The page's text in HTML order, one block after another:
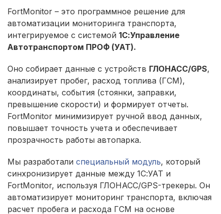
FortMonitor – это программное решение для
автоматизации мониторинга транспорта,
интегрируемое с системой 1С:Управление
Автотранспортом ПРОФ (УАТ).
Оно собирает данные с устройств ГЛОНАСС/GPS,
анализирует пробег, расход топлива (ГСМ),
координаты, события (стоянки, заправки,
превышение скорости) и формирует отчеты.
FortMonitor минимизирует ручной ввод данных,
повышает точность учета и обеспечивает
прозрачность работы автопарка.
Мы разработали специальный модуль, который
синхронизирует данные между 1С:УАТ и
FortMonitor, используя ГЛОНАСС/GPS-трекеры. Он
автоматизирует мониторинг транспорта, включая
расчет пробега и расхода ГСМ на основе